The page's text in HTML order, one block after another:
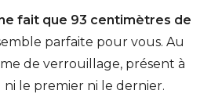
fait que 93 centimètres de
parfaite pour vous. Au
de verrouillage, présent à
le premier ni le dernier.